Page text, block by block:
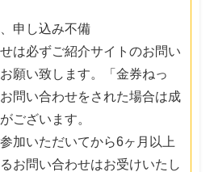
申し込み不備
は必ずご紹介サイトのお問い
願い致します。「金券ねっ
問い合わせをされた場合は成
ございます。
加いただいてから6ヶ月以上
お問い合わせはお受けいたし